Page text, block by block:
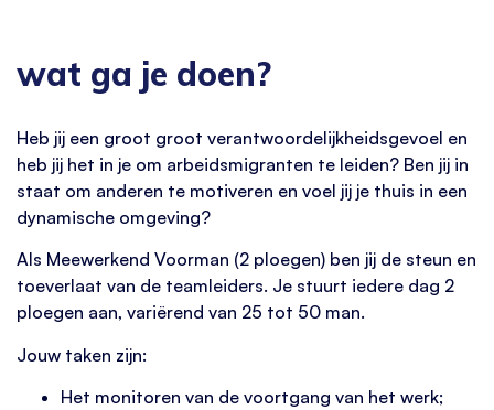
wat ga je doen?
Heb jij een groot groot verantwoordelijkheidsgevoel en
heb jij het in je om arbeidsmigranten te leiden? Ben jij in
staat om anderen te motiveren en voel jij je thuis in een
dynamische omgeving?
Als Meewerkend Voorman (2 ploegen) ben jij de steun en
toeverlaat van de teamleiders. Je stuurt iedere dag 2
ploegen aan, variërend van 25 tot 50 man.
Jouw taken zijn:
Het monitoren van de voortgang van het werk;